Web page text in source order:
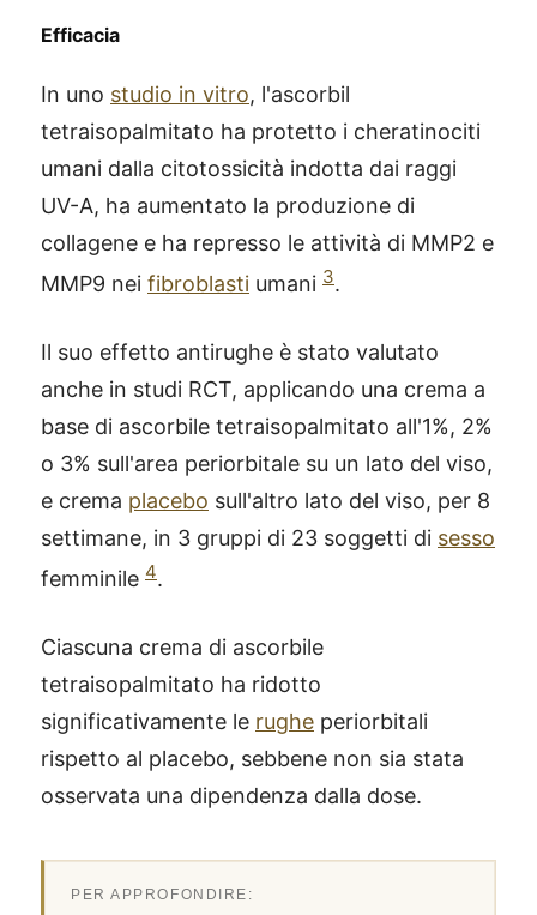
Efficacia
In uno studio in vitro, l'ascorbil
tetraisopalmitato ha protetto i cheratinociti
umani dalla citotossicità indotta dai raggi
UV-A, ha aumentato la produzione di
collagene e ha represso le attività di MMP2 e
MMP9 nei fibroblasti umani 3.
Il suo effetto antirughe è stato valutato
anche in studi RCT, applicando una crema a
base di ascorbile tetraisopalmitato all'1%, 2%
o 3% sull'area periorbitale su un lato del viso,
e crema placebo sull'altro lato del viso, per 8
settimane, in 3 gruppi di 23 soggetti di sesso
femminile 4.
Ciascuna crema di ascorbile
tetraisopalmitato ha ridotto
significativamente le rughe periorbitali
rispetto al placebo, sebbene non sia stata
osservata una dipendenza dalla dose.